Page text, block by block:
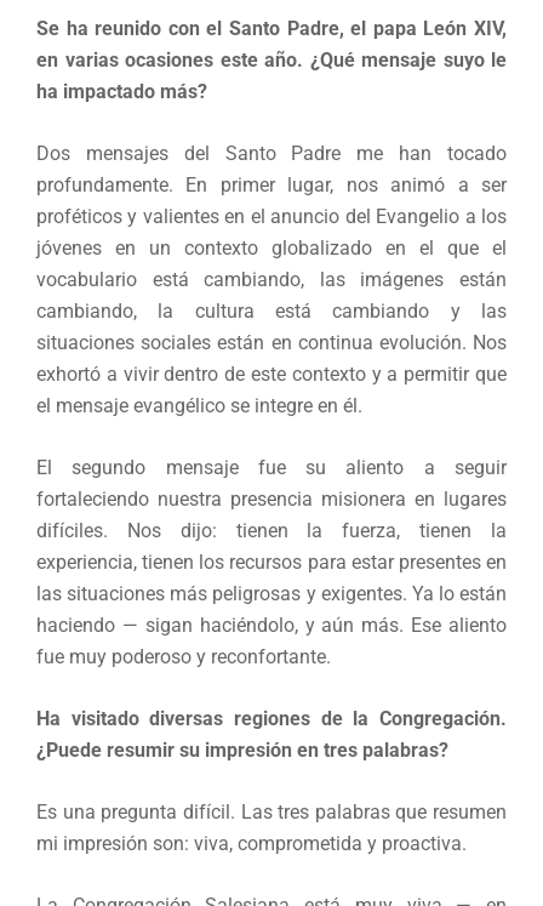
Se ha reunido con el Santo Padre, el papa León XIV,
en varias ocasiones este año. ¿Qué mensaje suyo le
ha impactado más?
Dos mensajes del Santo Padre me han tocado
profundamente. En primer lugar, nos animó a ser
proféticos y valientes en el anuncio del Evangelio a los
jóvenes en un contexto globalizado en el que el
vocabulario está cambiando, las imágenes están
cambiando, la cultura está cambiando y las
situaciones sociales están en continua evolución. Nos
exhortó a vivir dentro de este contexto y a permitir que
el mensaje evangélico se integre en él.
El segundo mensaje fue su aliento a seguir
fortaleciendo nuestra presencia misionera en lugares
difíciles. Nos dijo: tienen la fuerza, tienen la
experiencia, tienen los recursos para estar presentes en
las situaciones más peligrosas y exigentes. Ya lo están
haciendo — sigan haciéndolo, y aún más. Ese aliento
fue muy poderoso y reconfortante.
Ha visitado diversas regiones de la Congregación.
¿Puede resumir su impresión en tres palabras?
Es una pregunta difícil. Las tres palabras que resumen
mi impresión son: viva, comprometida y proactiva.